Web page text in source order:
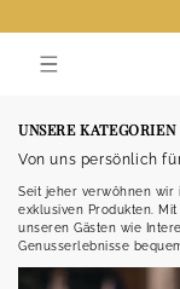
UNSERE KATEGORIEN
Von uns persönlich
Seit jeher verwöhnen wir
exklusiven Produkten.
unseren Gästen wie
Genusserlebnisse